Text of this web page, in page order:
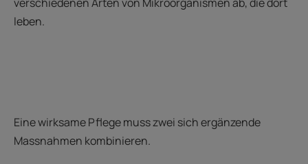
leben.
Eine wirksame Pflege muss zwei sich ergänzende
Massnahmen kombinieren.